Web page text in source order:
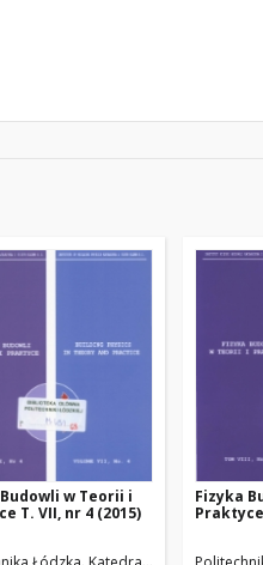
w Teorii i
T. VII, nr 4 (2015)
Fizyka
Praktyce